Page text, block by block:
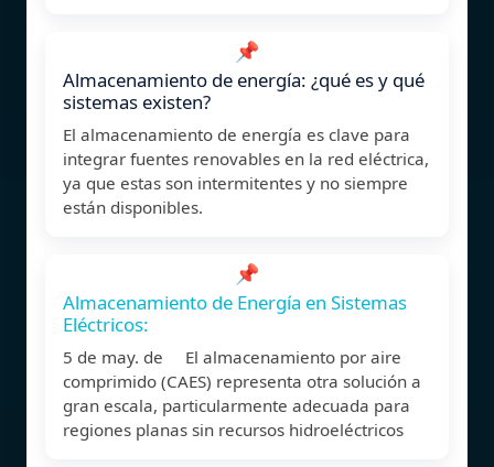
📌
Almacenamiento de energía: ¿qué es y qué
sistemas existen?
El almacenamiento de energía es clave para
integrar fuentes renovables en la red eléctrica,
ya que estas son intermitentes y no siempre
están disponibles.
📌
Almacenamiento de Energía en Sistemas
Eléctricos:
5 de may. de El almacenamiento por aire
comprimido (CAES) representa otra solución a
gran escala, particularmente adecuada para
regiones planas sin recursos hidroeléctricos